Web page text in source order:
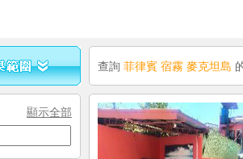
顯示全部
查詢 菲律賓 宿霧 麥克坦島